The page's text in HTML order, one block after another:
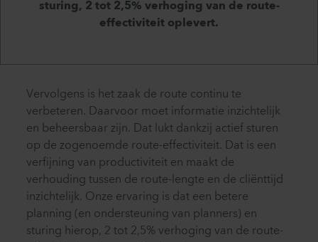
sturing, 2 tot 2,5% verhoging van de route-
effectiviteit oplevert.
Vervolgens is het zaak de route continu te
verbeteren. Daarvoor moet informatie inzichtelijk
en beheersbaar zijn. Dat lukt dankzij actief sturen
op de zogenoemde route-effectiviteit. Dat is een
verfijning van productiviteit en maakt de
verhouding tussen de route-lengte en de cliënttijd
inzichtelijk. Onze ervaring is dat een betere
planning (en ondersteuning van planners) en
sturing hierop, 2 tot 2,5% verhoging van de route-